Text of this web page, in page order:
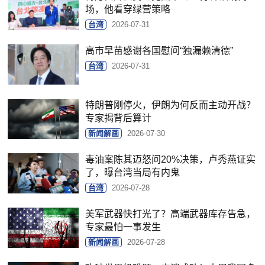
场，他看穿绿营策略
台湾 2026-07-31
高市早苗感谢各国慰问“独漏赖清德”
台湾 2026-07-31
特朗普刚停火，伊朗为何反而主动开战？
专家揭背后算计
新闻解画 2026-07-30
毒油案陈其迈怒问20%决策，卢秀燕证实
了，曝台湾当局有内鬼
台湾 2026-07-28
美军武器快打光了？高端武器库存告急，
专家最怕一事发生
新闻解画 2026-07-28